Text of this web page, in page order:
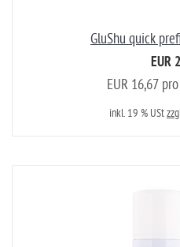
GluShu quick
EUR
EUR 16,67
inkl. 19 % USt